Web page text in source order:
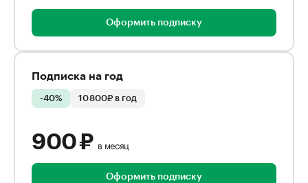
Оформить подписку
Подписка на год
-40% 10 800₽ в год
900 ₽ в месяц
Оформить подписку